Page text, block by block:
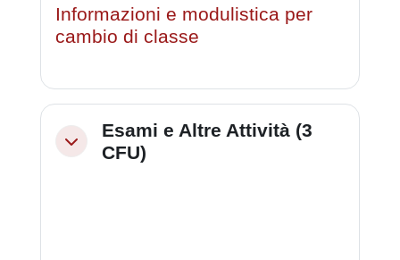
Informazioni e modulistica per
cambio di classe
Minimizza
Esami e Altre Attività (3
CFU)